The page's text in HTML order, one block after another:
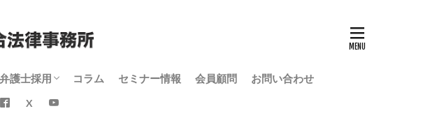
弁護士採用
スタッフ採用
代表インタビュー
コラム セミナー情報 会員顧問
お問い合わせ